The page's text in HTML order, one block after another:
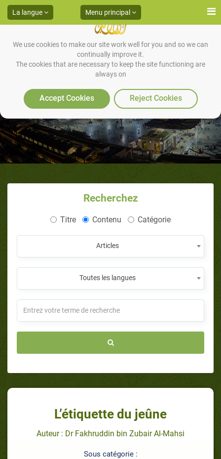
We use cookies to make our site work well for you and so we can
continually improve it.
The cookies that are necessary to keep the site functioning are
always on
Accept Cookies Reject Cookies
La langue Menu principal
L’étiquette du jeûne
Recherchez
Titre Contenu Catégorie
Articles
Toutes les langues
L’étiquette du jeûne
Auteur : Dr Fakhruddin bin Zubair Al-Mahsi
Sous catégorie :